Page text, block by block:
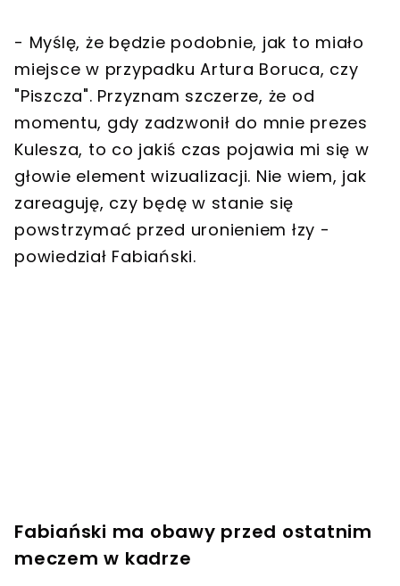
- Myślę, że będzie podobnie, jak to miało
miejsce w przypadku Artura Boruca, czy
"Piszcza". Przyznam szczerze, że od
momentu, gdy zadzwonił do mnie prezes
Kulesza, to co jakiś czas pojawia mi się w
głowie element wizualizacji. Nie wiem, jak
zareaguję, czy będę w stanie się
powstrzymać przed uronieniem łzy -
powiedział Fabiański.
Fabiański ma obawy przed ostatnim
meczem w kadrze